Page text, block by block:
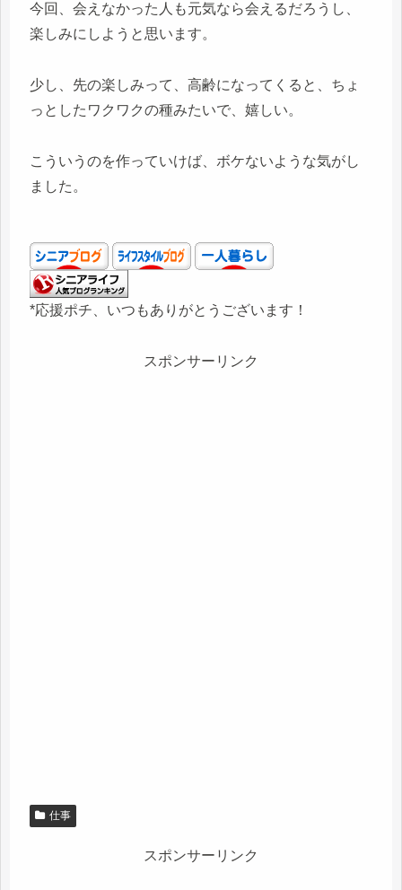
今回、会えなかった人も元気なら会えるだろうし、
楽しみにしようと思います。
少し、先の楽しみって、高齢になってくると、ちょ
っとしたワクワクの種みたいで、嬉しい。
こういうのを作っていけば、ボケないような気がし
ました。
*応援ポチ、いつもありがとうございます！
スポンサーリンク
仕事
スポンサーリンク